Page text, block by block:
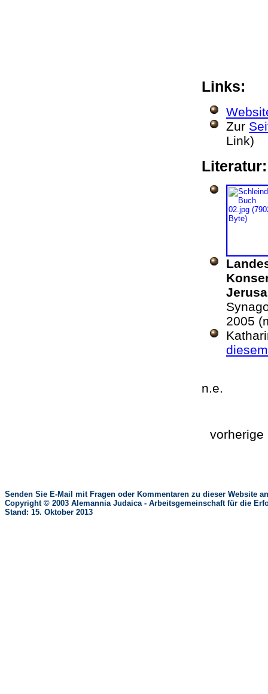
Links:
Zur
Link)
2005
n.e.
Senden Sie E-Mail mit Fragen oder Kommentaren zu dieser Website
Copyright © 2003 Alemannia Judaica - Arbeitsgemeinschaft für die
Stand: 15. Oktober 2013